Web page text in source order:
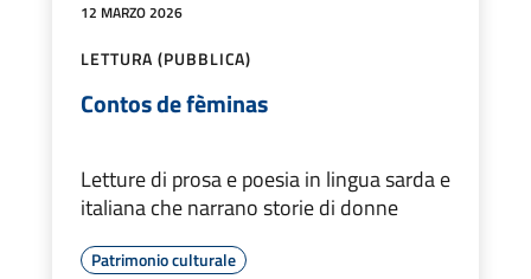
12 MARZO 2026
LETTURA (PUBBLICA)
Contos de fèminas
Letture di prosa e poesia in lingua sarda e
italiana che narrano storie di donne
Patrimonio culturale